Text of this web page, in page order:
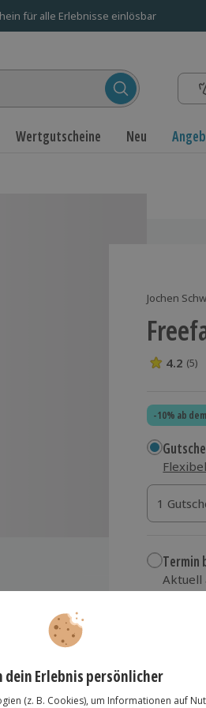
für alle Erlebnisse einlösbar
Wertgutscheine Neu
Jochen
4.2
4.2 (5)
-10% ab
1 Gutschein
1
1
Termin
Aktuell